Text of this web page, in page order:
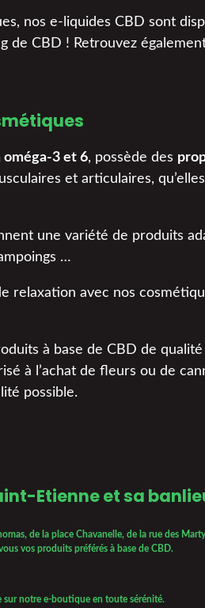
nos e-liquides CBD sont
de CBD ! Retrouvez
oméga-3 et 6, possède des
et articulaires,
une variété de produits
…
relaxation avec nos
à base de CBD de
à l’achat de fleurs ou de
possible.
Etienne et sa
de la place Chavanelle, de la rue des
vos produits préférés à base de CBD.
sur notre e-boutique en toute sérénité.